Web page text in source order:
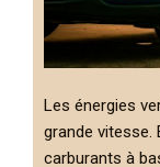
Les énergies
grande vitesse.
carburants à